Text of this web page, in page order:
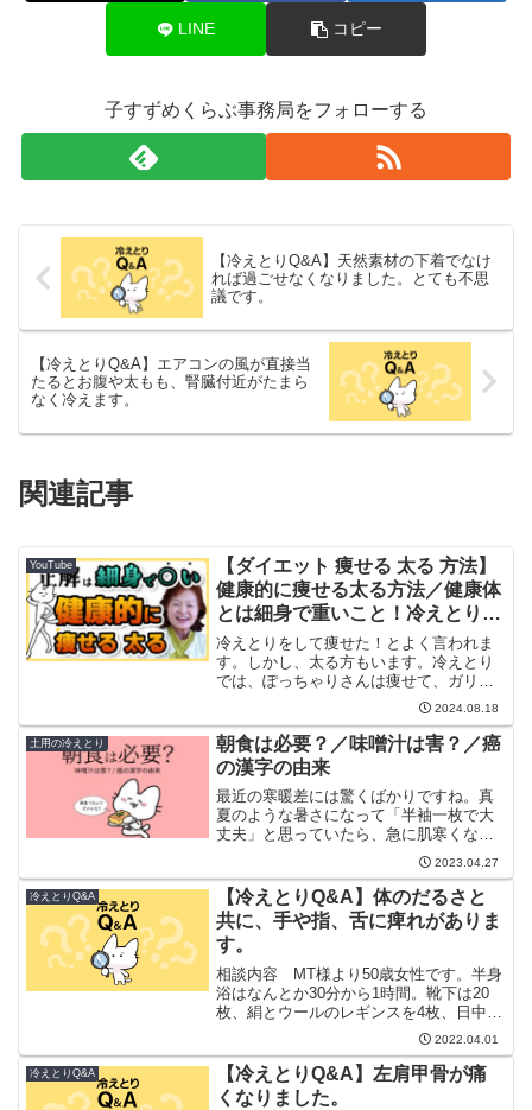
LINE コピー
子すずめくらぶ事務局をフォローする
【冷えとりQ&A】天然素材の下着でなけ
れば過ごせなくなりました。とても不思
議です。
【冷えとりQ&A】エアコンの風が直接当
たるとお腹や太もも、腎臓付近がたまら
なく冷えます。
関連記事
YouTube
【ダイエット 痩せる 太る 方法】
健康的に痩せる太る方法／健康体
とは細身で重いこと！冷えとりで
適正体重になりましょう
冷えとりをして痩せた！とよく言われま
す。しかし、太る方もいます。冷えとり
では、ぽっちゃりさんは痩せて、ガリガ
リさんは太ります。つまり健康的な適正
体重になります。痩せなきゃ！と強制的
に思いすぎている方へのメッセージが詰
まっています。
2024.08.18
土用の冷えとり
朝食は必要？／味噌汁は害？／癌
の漢字の由来
最近の寒暖差には驚くばかりですね。真
夏のような暑さになって「半袖一枚で大
丈夫」と思っていたら、急に肌寒くなっ
て「何か羽織ろうかな? 」と思うほどに
なります。地球温暖化の影響が大きくな
ってきたと危機を感じます。いつものス
ーパーマーケットに買い...
2023.04.27
冷えとりQ&A
【冷えとりQ&A】体のだるさと
共に、手や指、舌に痺れがありま
す。
相談内容 MT様より50歳女性です。半身
浴はなんとか30分から1時間。靴下は20
枚、絹とウールのレギンスを4枚、日中は
湯たんぽを使用しています。（10年くら
い前から冷えとりしていますが、上記の
状態はここ2年くらい実戦しています）
1〜2ヶ月前...
2022.04.01
冷えとりQ&A
【冷えとりQ&A】左肩甲骨が痛
くなりました。